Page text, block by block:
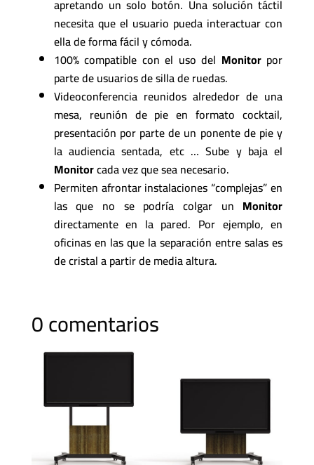
apretando un solo botón. Una solución táctil
necesita que el usuario pueda interactuar con
ella de forma fácil y cómoda.
100% compatible con el uso del Monitorpor
parte de usuarios de silla de ruedas.
Videoconferencia reunidos alrededor de una
mesa, reunión de pie en formato cocktail,
presentación por parte de un ponente de pie y
la audiencia sentada, etc … Sube y baja el
Monitorcada vez que sea necesario.
Permiten afrontar instalaciones “complejas” en
las que no se podría colgar un Monitor
directamente en la pared. Por ejemplo, en
oficinas en las que la separación entre salas es
de cristal a partir de media altura.
0 comentarios